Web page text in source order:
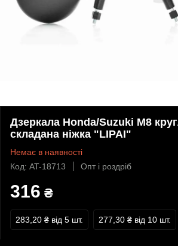
Дзеркала Honda/Suzuki M8
складана ніжка "LIPAI"
Немає в наявності
Код: AT-18713
Опт і роздріб
316 ₴
283,20 ₴ від 5 шт. 277,30 ₴ від 10 шт.